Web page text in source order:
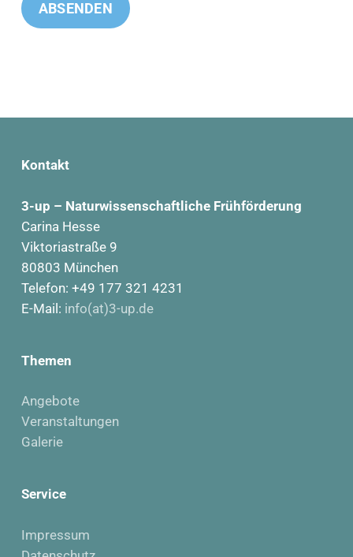
Kontakt
3-up – Naturwissenschaftliche Frühförderung
Carina Hesse
Viktoriastraße 9
80803 München
Telefon: +49 177 321 4231
E-Mail: info(at)3-up.de
Themen
Angebote
Veranstaltungen
Galerie
Service
Impressum